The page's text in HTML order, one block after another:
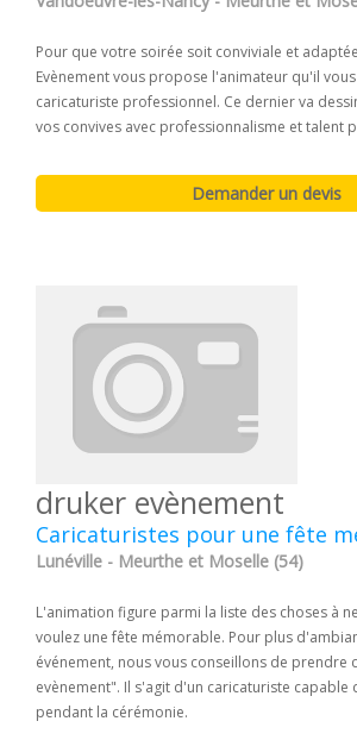
Pour que votre soirée soit conviviale et
Evènement vous propose l'animateur qu'il
caricaturiste professionnel. Ce dernier va
vos convives avec professionnalisme et talent
druker evènement
Caricaturistes pour une fête
Lunéville - Meurthe et Moselle (54)
L'animation figure parmi la liste des choses à
voulez une fête mémorable. Pour plus
événement, nous vous conseillons de prendre
evènement". Il s'agit d'un caricaturiste capable
pendant la cérémonie.